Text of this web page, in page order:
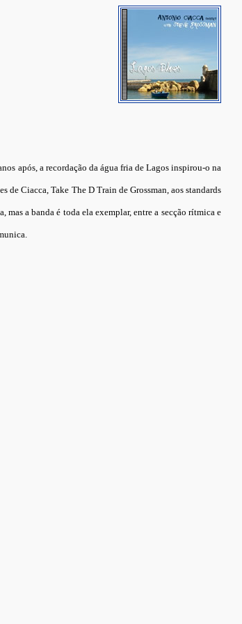
após, a recordação da água fria de Lagos inspirou-o na
de Ciacca, Take The D Train de Grossman, aos standards
a banda é toda ela exemplar, entre a secção rítmica e